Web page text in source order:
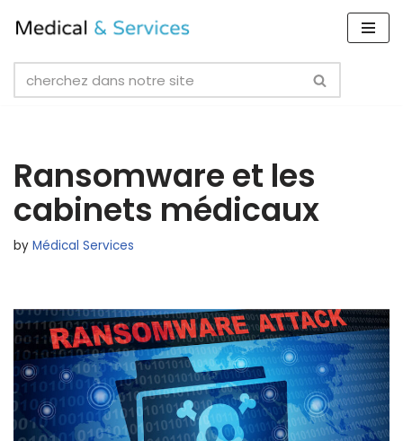
to
content
Ransomware et les
cabinets médicaux
by Médical Services